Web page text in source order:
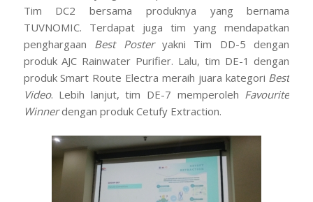
Tim DC2 bersama produknya yang bernama
TUVNOMIC. Terdapat juga tim yang mendapatkan
penghargaan Best Posteryakni Tim DD-5 dengan
produk AJC Rainwater Purifier. Lalu, tim DE-1 dengan
produk Smart Route Electra meraih juara kategori Best
Video. Lebih lanjut, tim DE-7 memperoleh Favourite
Winnerdengan produk Cetufy Extraction.